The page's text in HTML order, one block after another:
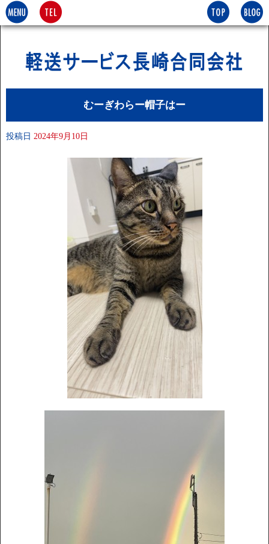
むーぎわらー帽子はー
投稿日 2024年9月10日